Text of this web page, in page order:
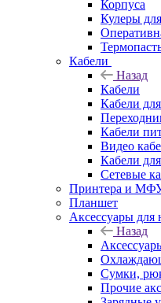
Корпуса
Кулеры
Кабели
Назад
Кабели
Кабели
Кабели
Видео
Кабели
Сетевые
Принтера и
Планшет
Аксессуары для
Назад
Сумки,
Прочие